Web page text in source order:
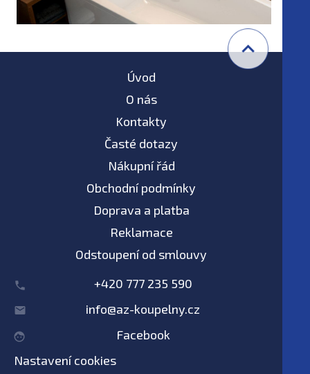
Úvod
O nás
Kontakty
Časté dotazy
Nákupní řád
Obchodní podmínky
Doprava a platba
Reklamace
Odstoupení od smlouvy
+420 777 235 590
info@az-koupelny.cz
Facebook
Nastavení cookies